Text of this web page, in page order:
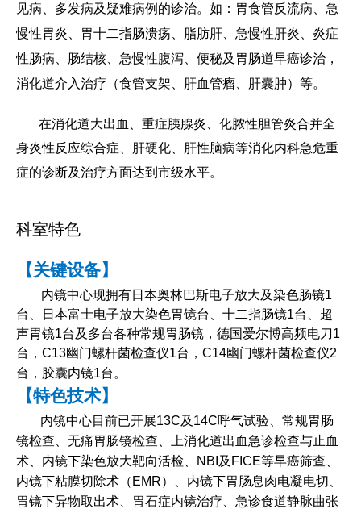
见病、多发病及疑难病例的诊治。如：胃食管反流病、急
慢性胃炎、胃十二指肠溃疡、脂肪肝、急慢性肝炎、炎症
性肠病、肠结核、急慢性腹泻、便秘及胃肠道早癌诊治，
消化道介入治疗（食管支架、肝血管瘤、肝囊肿）等。
在消化道大出血、重症胰腺炎、化脓性胆管炎合并全
身炎性反应综合症、肝硬化、肝性脑病等消化内科急危重
症的诊断及治疗方面达到市级水平。
科室特色
【关键设备】
内镜中心现拥有日本奥林巴斯电子放大及染色肠镜1
台、日本富士电子放大染色胃镜台、十二指肠镜1台、超
声胃镜1台及多台各种常规胃肠镜，德国爱尔博高频电刀1
台，C13幽门螺杆菌检查仪1台，C14幽门螺杆菌检查仪2
台，胶囊内镜1台。
【特色技术】
内镜中心目前已开展13C及14C呼气试验、常规胃肠
镜检查、无痛胃肠镜检查、上消化道出血急诊检查与止血
术、内镜下染色放大靶向活检、NBI及FICE等早癌筛查、
内镜下粘膜切除术（EMR）、内镜下胃肠息肉电凝电切、
胃镜下异物取出术、胃石症内镜治疗、急诊食道静脉曲张